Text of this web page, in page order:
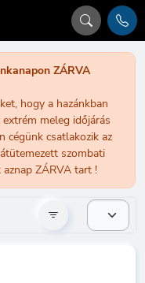
ZÁRVA
hogy a hazánkban
meleg időjárás
cégünk csatlakozik az
szombati
ZÁRVA tart !